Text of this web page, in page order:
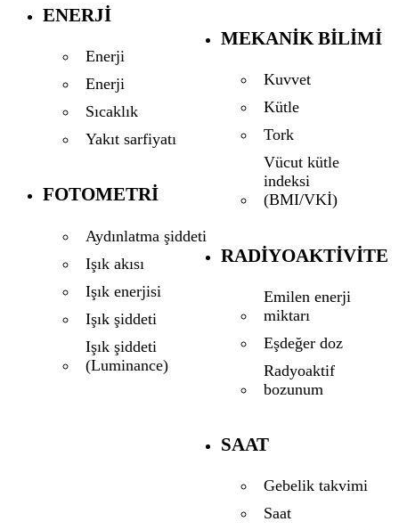
ENERJI
Enerji
Enerji
Sıcaklık
Yakıt sarfiyatı
FOTOMETRI
Aydınlatma şiddeti
Işık akısı
Işık enerjisi
Işık şiddeti
Işık şiddeti
(Luminance)
MEKANIK BILIMI
Kuvvet
Kütle
Tork
Vücut kütle
indeksi
(BMI/VKİ)
RADIYOAKTIVITE
Emilen enerji
miktarı
Eşdeğer doz
Radyoaktif
bozunum
SAAT
Gebelik takvimi
Saat